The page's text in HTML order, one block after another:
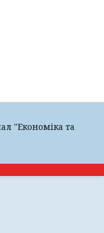
"Економіка та